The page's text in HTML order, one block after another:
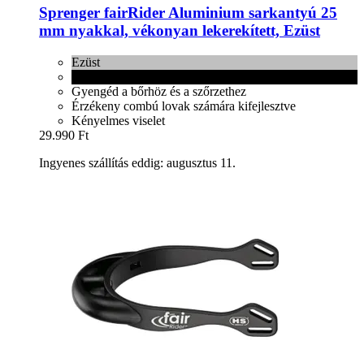
Sprenger fairRider Aluminium sarkantyú 25
mm nyakkal, vékonyan lekerekített, Ezüst
Ezüst
Gyengéd a bőrhöz és a szőrzethez
Érzékeny combú lovak számára kifejlesztve
Kényelmes viselet
29.990 Ft
Ingyenes szállítás eddig: augusztus 11.